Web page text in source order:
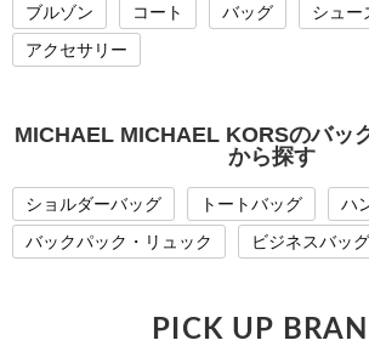
ブルゾン
コート バッグ シュー
アクセサリー
MICHAEL MICHAEL KORSのバッ
から探す
ショルダーバッグ トートバッグ
ハ
バックパック・リュック
ビジネスバッグ
PICK UP